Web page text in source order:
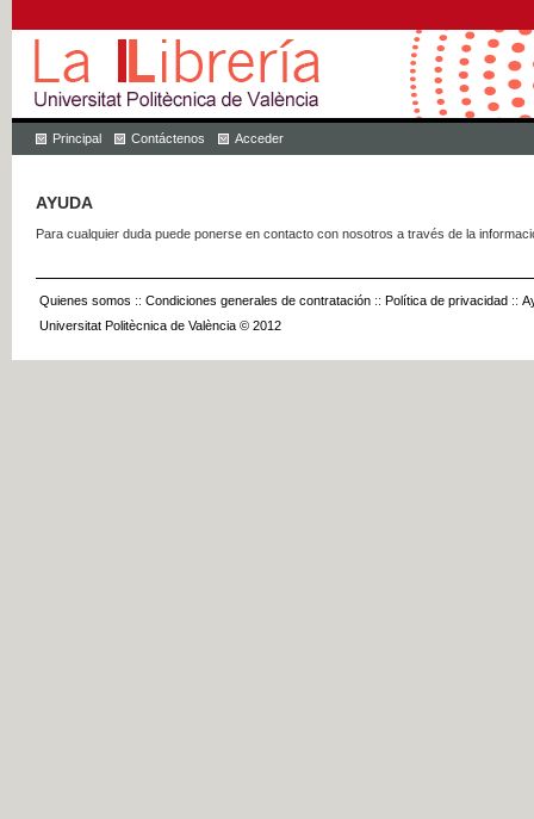
Principal Contáctenos Acceder
AYUDA
Para cualquier duda puede ponerse en contacto con nosotros a través de la
Quienes somos :: Condiciones generales de contratación :: Política de privacidad ::
Universitat Politècnica de València © 2012